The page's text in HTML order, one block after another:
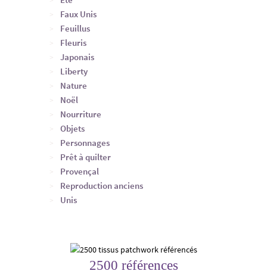
Faux Unis
Feuillus
Fleuris
Japonais
Liberty
Nature
Noël
Nourriture
Objets
Personnages
Prêt à quilter
Provençal
Reproduction anciens
Unis
2500 références